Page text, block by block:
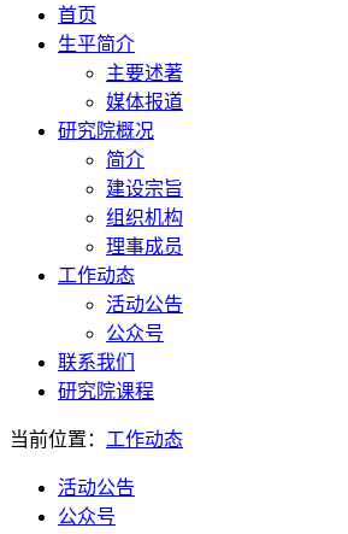
首页
生平简介
主要述著
媒体报道
研究院概况
简介
建设宗旨
组织机构
理事成员
工作动态
活动公告
公众号
联系我们
研究院课程
当前位置： 工作动态
活动公告
公众号